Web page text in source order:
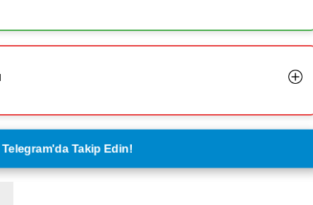
Takip Edin!